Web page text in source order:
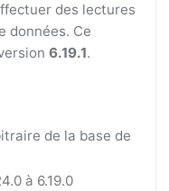
des lectures
données. Ce
6.19.1.
de la base de
à 6.19.0